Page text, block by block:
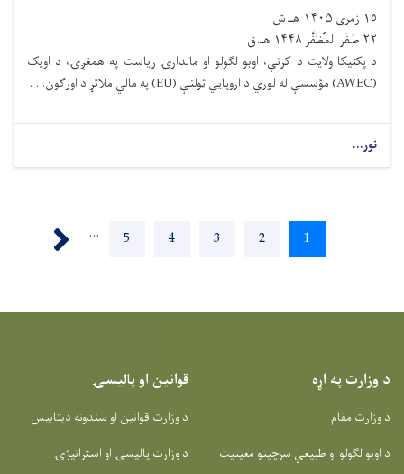
١٥ زمری ۱۴۰۵ هـ.ش
٢٢ صَفَر المُظَفَّر ۱۴۴۸ هـ.ق
د پکتیکا ولایت د کرنې، اوبو لګولو او مالدارۍ ریاست په همغږۍ، د اویک
(AWEC) مؤسسې له لوري د اروپایي ټولنې (EU) په مالي ملاتړ د اورګون. . .
نور...
اوسنی
1 پاڼه
2 پاڼه
3 پاڼه
4 پاڼه
5
…
د وزارت په اړه
د وزارت مقام
د اوبو لګولو او طبیعي سرچینو معینیت
قوانین او پالیسۍ
د وزارت قوانین او سندونه دیتابیس
د وزارت پالیسۍ او استراتیژۍ